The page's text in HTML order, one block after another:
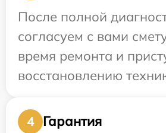
После полной
согласуем с вами
время ремонта и
восстановлению
4
Гарантия